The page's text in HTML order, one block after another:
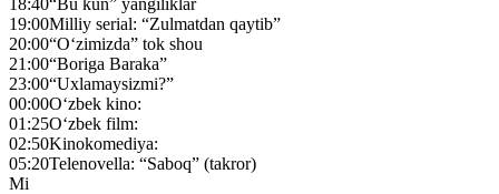
19:00Milliy serial: “Zulmatdan qaytib”
20:00“O‘zimizda” tok shou
21:00“Boriga Baraka”
23:00“Uxlamaysizmi?”
00:00O‘zbek kino:
01:25O‘zbek film:
02:50Kinokomediya:
05:20Telenovella: “Saboq” (takror)
Mi